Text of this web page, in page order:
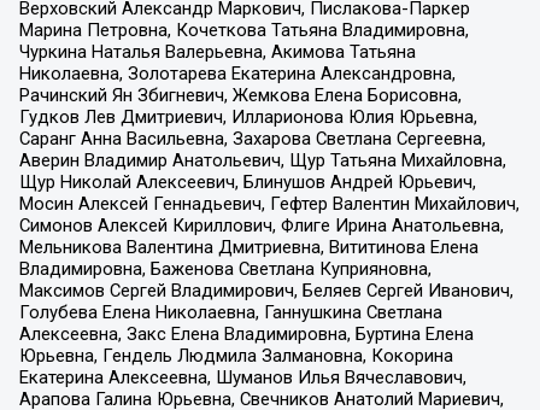
Верховский Александр Маркович, Пислакова-Паркер
Марина Петровна, Кочеткова Татьяна Владимировна,
Чуркина Наталья Валерьевна, Акимова Татьяна
Николаевна, Золотарева Екатерина Александровна,
Рачинский Ян Збигневич, Жемкова Елена Борисовна,
Гудков Лев Дмитриевич, Илларионова Юлия Юрьевна,
Саранг Анна Васильевна, Захарова Светлана Сергеевна,
Аверин Владимир Анатольевич, Щур Татьяна Михайловна,
Щур Николай Алексеевич, Блинушов Андрей Юрьевич,
Мосин Алексей Геннадьевич, Гефтер Валентин Михайлович,
Симонов Алексей Кириллович, Флиге Ирина Анатольевна,
Мельникова Валентина Дмитриевна, Вититинова Елена
Владимировна, Баженова Светлана Куприяновна,
Максимов Сергей Владимирович, Беляев Сергей Иванович,
Голубева Елена Николаевна, Ганнушкина Светлана
Алексеевна, Закс Елена Владимировна, Буртина Елена
Юрьевна, Гендель Людмила Залмановна, Кокорина
Екатерина Алексеевна, Шуманов Илья Вячеславович,
Арапова Галина Юрьевна, Свечников Анатолий Мариевич,